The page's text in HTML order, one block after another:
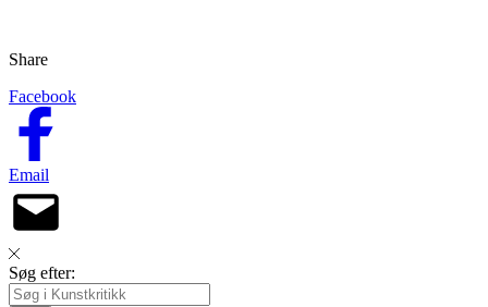
Share
Facebook
Email
Søg efter: